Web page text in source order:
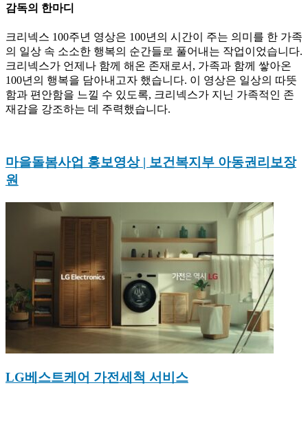
감독의 한마디
크리넥스 100주년 영상은 100년의 시간이 주는 의미를 한 가족
의 일상 속 소소한 행복의 순간들로 풀어내는 작업이었습니다.
크리넥스가 언제나 함께 해온 존재로서, 가족과 함께 쌓아온
100년의 행복을 담아내고자 했습니다. 이 영상은 일상의 따뜻
함과 편안함을 느낄 수 있도록, 크리넥스가 지닌 가족적인 존
재감을 강조하는 데 주력했습니다.
마을돌봄사업 홍보영상 | 보건복지부 아동권리보장
원
LG베스트케어 가전세척 서비스